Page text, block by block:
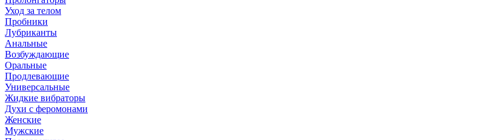
Уход за телом
Пробники
Лубриканты
Анальные
Возбуждающие
Оральные
Продлевающие
Универсальные
Жидкие вибраторы
Духи с феромонами
Женские
Мужские